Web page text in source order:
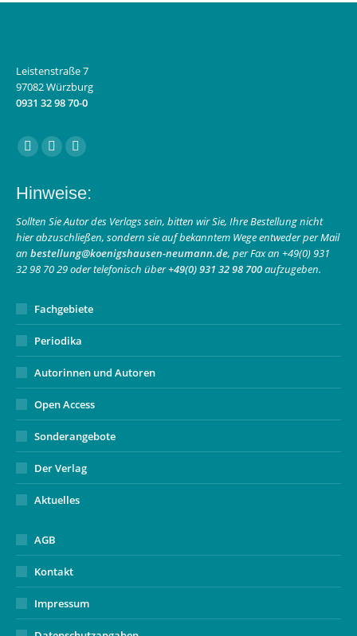
Leistenstraße 7
97082 Würzburg
0931 32 98 70-0
Finden Sie uns auf:
Facebook
opens
in
new
window
Instagram
opens
in
new
window
E-
page
opens
in
new
window
Hinweise:
Sollten Sie Autor des Verlags sein, bitten wir Sie, Ihre Bestellung nicht
hier abzuschließen, sondern sie auf bekanntem Wege entweder per Mail
an bestellung@koenigshausen-neumann.de, per Fax an +49(0) 931
32 98 70 29 oder telefonisch über+49(0) 931 32 98 700aufzugeben.
Fachgebiete
Periodika
Autorinnen und Autoren
Open Access
Sonderangebote
Der Verlag
Aktuelles
AGB
Kontakt
Impressum